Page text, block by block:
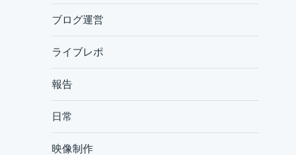
ブログ運営
ライブレポ
報告
日常
映像制作